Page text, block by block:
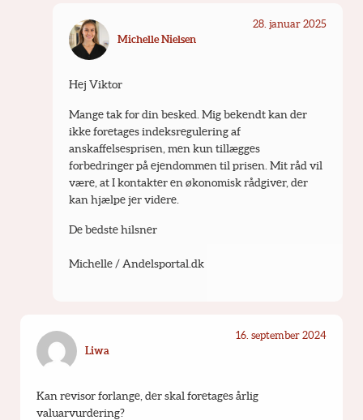
Michelle Nielsen
28. januar 2025
Hej Viktor
Mange tak for din besked. Mig bekendt kan der
ikke foretages indeksregulering af
anskaffelsesprisen, men kun tillægges
forbedringer på ejendommen til prisen. Mit råd vil
være, at I kontakter en økonomisk rådgiver, der
kan hjælpe jer videre.
De bedste hilsner
Michelle / Andelsportal.dk
Liwa
16. september 2024
Kan revisor forlange, der skal foretages årlig
valuarvurdering?